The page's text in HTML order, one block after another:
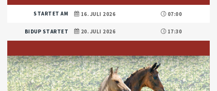
STARTET AM 16. JULI 2026 07:00
BIDUP STARTET 20. JULI 2026 17:30